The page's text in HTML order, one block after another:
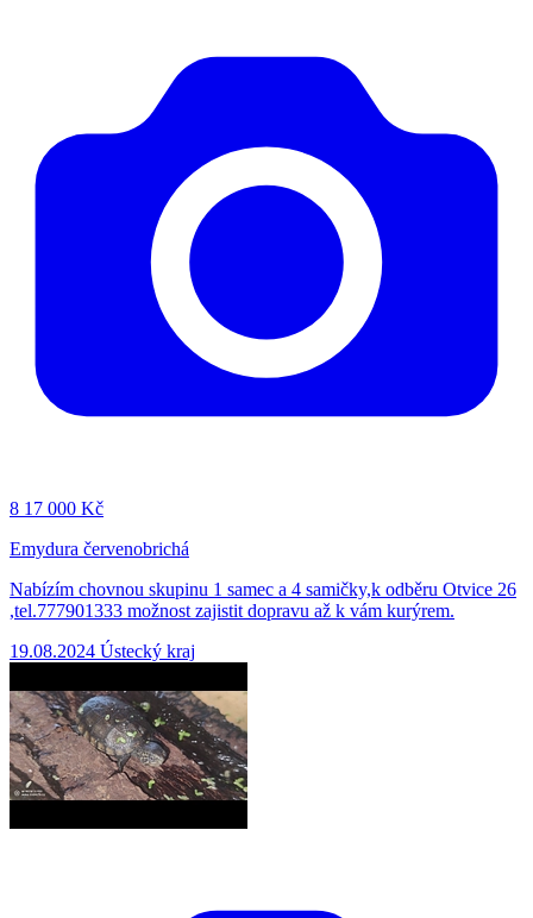
8 17 000 Kč
Emydura červenobrichá
Nabízím chovnou skupinu 1 samec a 4 samičky,k odběru Otvice 26
,tel.777901333 možnost zajistit dopravu až k vám kurýrem.
19.08.2024 Ústecký kraj